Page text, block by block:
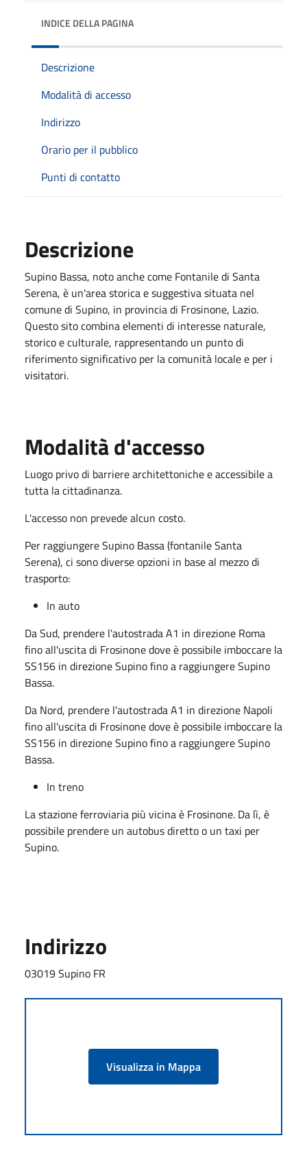
INDICE DELLA PAGINA
Descrizione
Modalità di accesso
Indirizzo
Orario per il pubblico
Punti di contatto
Descrizione
Supino Bassa, noto anche come Fontanile di Santa
Serena, è un'area storica e suggestiva situata nel
comune di Supino, in provincia di Frosinone, Lazio.
Questo sito combina elementi di interesse naturale,
storico e culturale, rappresentando un punto di
riferimento significativo per la comunità locale e per i
visitatori.
Modalità d'accesso
Luogo privo di barriere architettoniche e accessibile a
tutta la cittadinanza.
L'accesso non prevede alcun costo.
Per raggiungere Supino Bassa (fontanile Santa
Serena), ci sono diverse opzioni in base al mezzo di
trasporto:
In auto
Da Sud, prendere l'autostrada A1 in direzione Roma
fino all'uscita di Frosinone dove è possibile imboccare la
SS156 in direzione Supino fino a raggiungere Supino
Bassa.
Da Nord, prendere l'autostrada A1 in direzione Napoli
fino all'uscita di Frosinone dove è possibile imboccare la
SS156 in direzione Supino fino a raggiungere Supino
Bassa.
In treno
La stazione ferroviaria più vicina è Frosinone. Da lì, è
possibile prendere un autobus diretto o un taxi per
Supino.
Indirizzo
03019 Supino FR
Visualizza in Mappa